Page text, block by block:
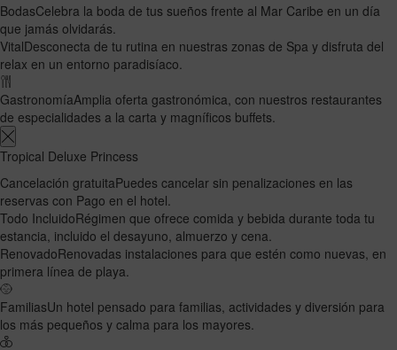
BodasCelebra la boda de tus sueños frente al Mar Caribe en un día
que jamás olvidarás.
VitalDesconecta de tu rutina en nuestras zonas de Spa y disfruta del
relax en un entorno paradisíaco.
GastronomíaAmplia oferta gastronómica, con nuestros restaurantes
de especialidades a la carta y magníficos buffets.
Tropical Deluxe Princess
Cancelación gratuitaPuedes cancelar sin penalizaciones en las
reservas con Pago en el hotel.
Todo IncluidoRégimen que ofrece comida y bebida durante toda tu
estancia, incluido el desayuno, almuerzo y cena.
RenovadoRenovadas instalaciones para que estén como nuevas, en
primera línea de playa.
FamiliasUn hotel pensado para familias, actividades y diversión para
los más pequeños y calma para los mayores.